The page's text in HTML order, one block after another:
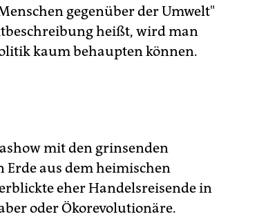
gegenüber der Umwelt"
heißt, wird man
kaum behaupten können.
mit den grinsenden
Erde aus dem heimischen
eher Handelsreisende in
oder Ökorevolutionäre.